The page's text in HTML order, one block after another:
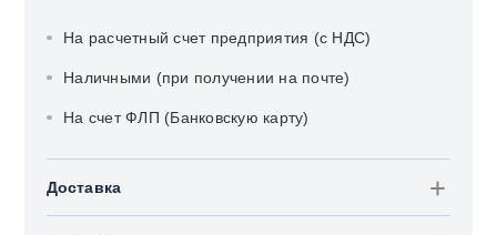
На расчетный счет предприятия (с НДС)
Наличными (при получении на почте)
На счет ФЛП (Банковскую карту)
Доставка